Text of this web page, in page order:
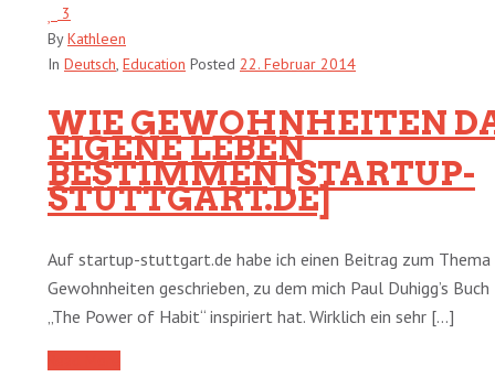
3
ByKathleen
In Deutsch, Education Posted 22. Februar 2014
WIE GEWOHNHEITEN
EIGENE LEBEN
BESTIMMEN [STARTUP-
STUTTGART.DE]
Auf startup-stuttgart.de habe ich einen Beitrag zum Thema
Gewohnheiten geschrieben, zu dem mich Paul Duhigg’s Buch
„The Power of Habit“ inspiriert hat. Wirklich ein sehr [...]